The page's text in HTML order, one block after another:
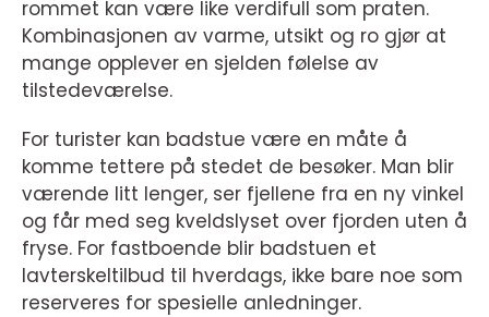
rommet kan være like verdifull som praten.
Kombinasjonen av varme, utsikt og ro gjør at
mange opplever en sjelden følelse av
tilstedeværelse.
For turister kan badstue være en måte å
komme tettere på stedet de besøker. Man blir
værende litt lenger, ser fjellene fra en ny vinkel
og får med seg kveldslyset over fjorden uten å
fryse. For fastboende blir badstuen et
lavterskeltilbud til hverdags, ikke bare noe som
reserveres for spesielle anledninger.